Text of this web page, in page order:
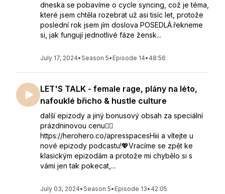
dneska se pobavíme o cycle syncing, což je téma,
které jsem chtěla rozebrat už asi tisíc let, protože
poslední rok jsem jím doslova POSEDLÁ.řekneme
si, jak fungují jednotlivé fáze žensk...
July 17, 2024•Season 5• Episode 14• 48:56
LET'S TALK - female rage, plány na léto,
nafouklé břicho & hustle culture
další epizody a jiný bonusový obsah za speciální
prázdninovou cenu👇🏻
https://herohero.co/apresspacesHiii a vítejte u
nové epizody podcastu!💖Vracíme se zpět ke
klasickým epizodám a protože mi chybělo si s
vámi jen tak pokecat,...
July 03, 2024•Season 5• Episode 13• 42:05